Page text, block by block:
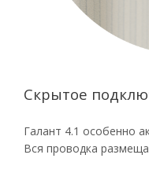
Скрытое
Галант 4.1 особенно
Вся проводка